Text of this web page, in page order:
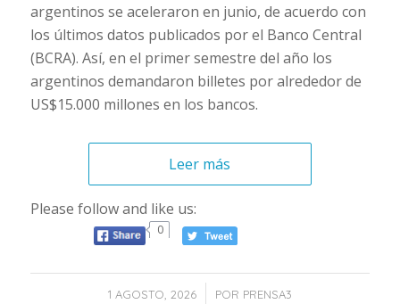
argentinos se aceleraron en junio, de acuerdo con
los últimos datos publicados por el Banco Central
(BCRA). Así, en el primer semestre del año los
argentinos demandaron billetes por alrededor de
US$15.000 millones en los bancos.
Leer más
Please follow and like us:
0
1 AGOSTO, 2026
/ POR PRENSA3